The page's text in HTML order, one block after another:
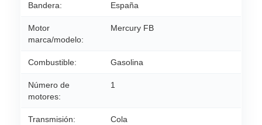
Bandera: España
Motor
marca/modelo:
Mercury FB
Combustible: Gasolina
Número de
motores:
1
Transmisión: Cola